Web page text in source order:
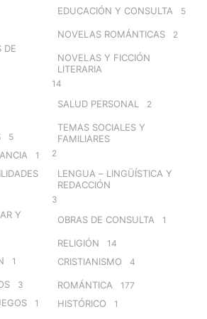
DE
5
1
Y
1
3
1
EDUCACIÓN Y CONSULTA 5
NOVELAS ROMÁNTICAS 2
NOVELAS Y FICCIÓN
LITERARIA
14
SALUD PERSONAL 2
TEMAS SOCIALES Y
FAMILIARES
2
LENGUA – LINGÜÍSTICA Y
REDACCIÓN
3
OBRAS DE CONSULTA 1
RELIGIÓN 14
CRISTIANISMO 4
ROMÁNTICA 177
HISTÓRICO 1